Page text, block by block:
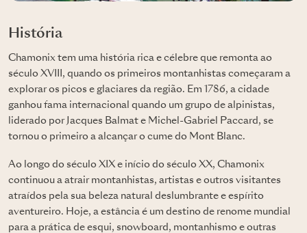
História
Chamonix tem uma história rica e célebre que remonta ao
século XVIII, quando os primeiros montanhistas começaram a
explorar os picos e glaciares da região. Em 1786, a cidade
ganhou fama internacional quando um grupo de alpinistas,
liderado por Jacques Balmat e Michel-Gabriel Paccard, se
tornou o primeiro a alcançar o cume do Mont Blanc.
Ao longo do século XIX e início do século XX, Chamonix
continuou a atrair montanhistas, artistas e outros visitantes
atraídos pela sua beleza natural deslumbrante e espírito
aventureiro. Hoje, a estância é um destino de renome mundial
para a prática de esqui, snowboard, montanhismo e outras